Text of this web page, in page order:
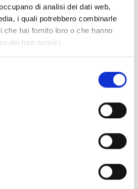
di analisi dei dati web,
i quali potrebbero combinarle
che hai fornito loro o che hanno
dei loro servizi.
and BACS systems as support to
of Metro Red Line in Doha.
BIM platform).